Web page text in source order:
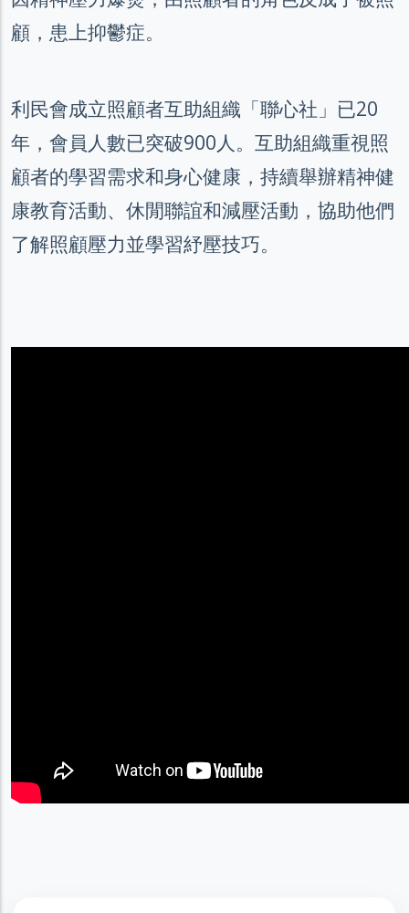
顧，患上抑鬱症。
利民會成立照顧者互助組織「聯心社」已20
年，會員人數已突破900人。互助組織重視照
顧者的學習需求和身心健康，持續舉辦精神健
康教育活動、休閒聯誼和減壓活動，協助他們
了解照顧壓力並學習紓壓技巧。